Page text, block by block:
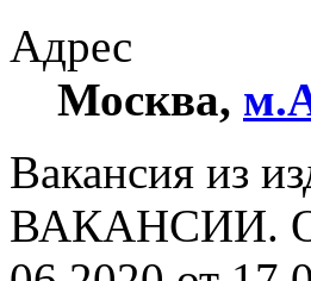
Адрес
Москва,
Вакансия из
ВАКАНСИИ.